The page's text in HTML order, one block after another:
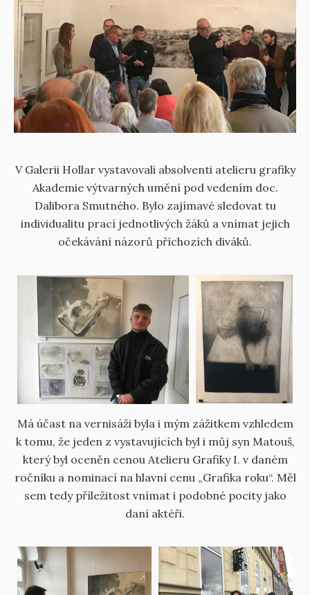
V Galerii Hollar vystavovali absolventi atelieru grafiky
Akademie výtvarných umění pod vedením doc.
Dalibora Smutného. Bylo zajímavé sledovat tu
individualitu prací jednotlivých žáků a vnímat jejich
očekávání názorů příchozích diváků.
Má účast na vernisáži byla i mým zážitkem vzhledem
k tomu, že jeden z vystavujících byl i můj syn Matouš,
který byl oceněn cenou Atelieru Grafiky I. v daném
ročníku a nominací na hlavní cenu „Grafika roku“. Měl
sem tedy příležitost vnímat i podobné pocity jako
daní aktéři.